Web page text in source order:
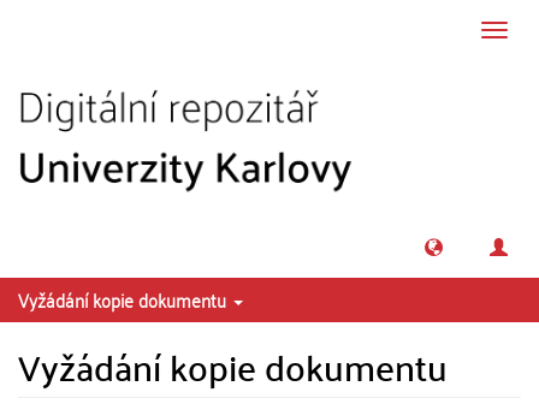
Vyžádání kopie dokumentu
Vyžádání kopie dokumentu